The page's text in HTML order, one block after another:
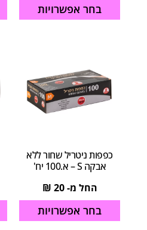
בחר אפשרויות
כפפות ניטריל שחור ללא
אבקה S – א.100 יח'
החל מ-20
₪
בחר אפשרויות